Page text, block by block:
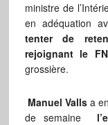
ministre de
en adéquation
tenter de
rejoignant le FN
grossière.
Manuel Vallsa
de semaine